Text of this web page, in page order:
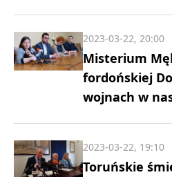
Misterium
fordońskiej
wojnach w
2023-03-22, 20:00
Toruńskie
2023-03-22, 19:10